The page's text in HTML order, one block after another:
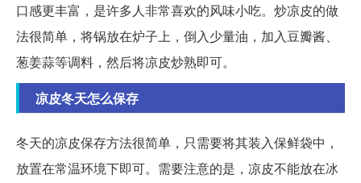
口感更丰富，是许多人非常喜欢的风味小吃。炒凉皮的做
法很简单，将锅放在炉子上，倒入少量油，加入豆瓣酱、
葱姜蒜等调料，然后将凉皮炒熟即可。
凉皮冬天怎么保存
冬天的凉皮保存方法很简单，只需要将其装入保鲜袋中，
放置在常温环境下即可。需要注意的是，凉皮不能放在冰